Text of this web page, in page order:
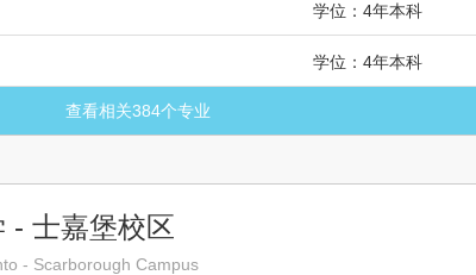
学位：4年本科
学位：4年本科
查看相关384个专业
- 士嘉堡校区
- Scarborough Campus